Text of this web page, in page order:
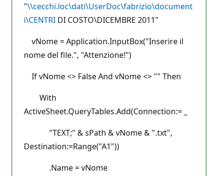
"\\cecchi.loc\dati\UserDoc\fabrizio\document
i\CENTRI DI COSTO\DICEMBRE 2011"
vNome = Application.InputBox("Inserire il
nome del file.", "Attenzione!")
If vNome <> False And vNome <> "" Then
With
ActiveSheet.QueryTables.Add(Connection:= _
"TEXT;" & sPath & vNome & ".txt",
Destination:=Range("A1"))
.Name = vNome